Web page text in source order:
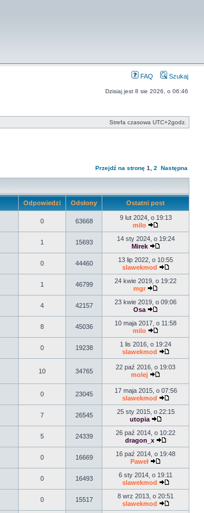
FAQ Szukaj
Dzisiaj jest 8 sie 2026, o 06:46
Strefa czasowa UTC+2godz.
Przejdź na stronę 1 2 Następna
Odpowiedzi Odsłony Ostatni post
0 63668
9 lut 2024, o 19:13
milo
1 15693
14 sty 2024, o 19:24
Mirek
0 44460
13 lip 2022, o 10:55
slawekmod
1 46799
24 kwie 2019, o 19:22
mgr
4 42157
23 kwie 2019, o 09:06
Osa
8 45036
10 maja 2017, o 11:58
milo
0 19238
1 lis 2016, o 19:24
slawekmod
10 34765
22 paź 2016, o 19:03
molej
0 23045
17 maja 2015, o 07:56
slawekmod
7 26545
25 sty 2015, o 22:15
utopia
5 24339
26 paź 2014, o 10:22
dragon_x
0 16669
16 paź 2014, o 19:48
Paweł
0 16493
6 sty 2014, o 19:11
slawekmod
0 15517
8 wrz 2013, o 20:51
slawekmod